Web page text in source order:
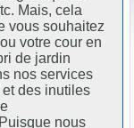
Mais, cela
vous souhaitez
votre cour en
de jardin
nos services
et des inutiles
nous